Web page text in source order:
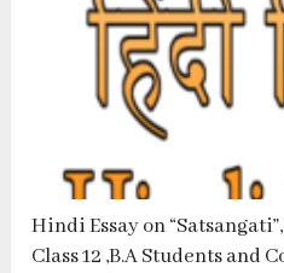
Hindi Essay on “Satsangati”,
Class 12 ,B.A Students and